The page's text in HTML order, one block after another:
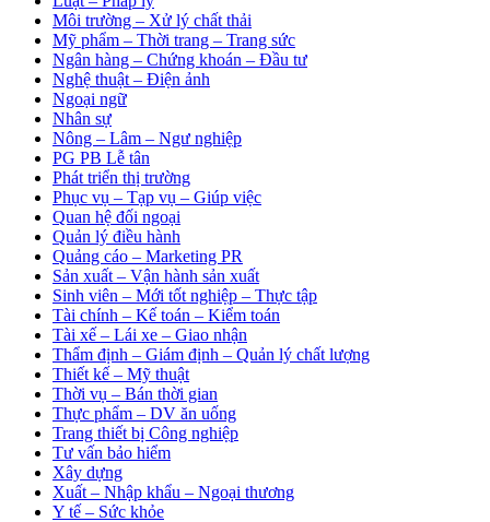
Môi trường – Xử lý chất thải
Mỹ phẩm – Thời trang – Trang sức
Ngân hàng – Chứng khoán – Đầu tư
Nghệ thuật – Điện ảnh
Ngoại ngữ
Nhân sự
Nông – Lâm – Ngư nghiệp
PG PB Lễ tân
Phát triển thị trường
Phục vụ – Tạp vụ – Giúp việc
Quan hệ đối ngoại
Quản lý điều hành
Quảng cáo – Marketing PR
Sản xuất – Vận hành sản xuất
Sinh viên – Mới tốt nghiệp – Thực tập
Tài chính – Kế toán – Kiểm toán
Tài xế – Lái xe – Giao nhận
Thẩm định – Giám định – Quản lý chất lượng
Thiết kế – Mỹ thuật
Thời vụ – Bán thời gian
Thực phẩm – DV ăn uống
Trang thiết bị Công nghiệp
Tư vấn bảo hiểm
Xây dựng
Xuất – Nhập khẩu – Ngoại thương
Y tế – Sức khỏe